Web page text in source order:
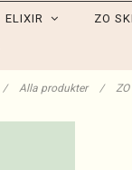
ELIXIR ZO
/ Alla produkter /